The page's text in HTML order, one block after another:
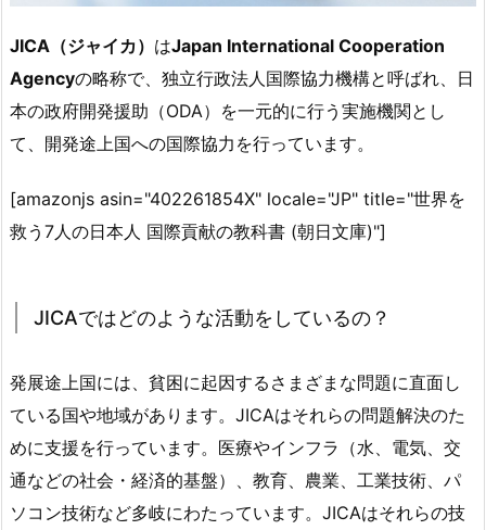
JICA（ジャイカ） はJapan International Cooperation
Agencyの略称で、独立行政法人国際協力機構と呼ばれ、日
本の政府開発援助（ODA）を一元的に行う実施機関とし
て、開発途上国への国際協力を行っています。
[amazonjs asin="402261854X" locale="JP" title="世界を
救う7人の日本人 国際貢献の教科書 (朝日文庫)"]
JICAではどのような活動をしているの？
発展途上国には、貧困に起因するさまざまな問題に直面し
ている国や地域があります。JICAはそれらの問題解決のた
めに支援を行っています。医療やインフラ（水、電気、交
通などの社会・経済的基盤）、教育、農業、工業技術、パ
ソコン技術など多岐にわたっています。JICAはそれらの技